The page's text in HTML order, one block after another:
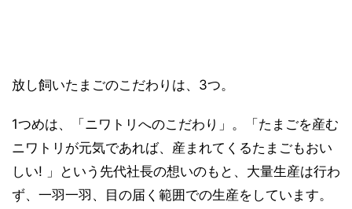
放し飼いたまごのこだわりは、3つ。
1つめは、「ニワトリへのこだわり」。「たまごを産む
ニワトリが元気であれば、産まれてくるたまごもおい
しい! 」という先代社長の想いのもと、大量生産は行わ
ず、一羽一羽、目の届く範囲での生産をしています。